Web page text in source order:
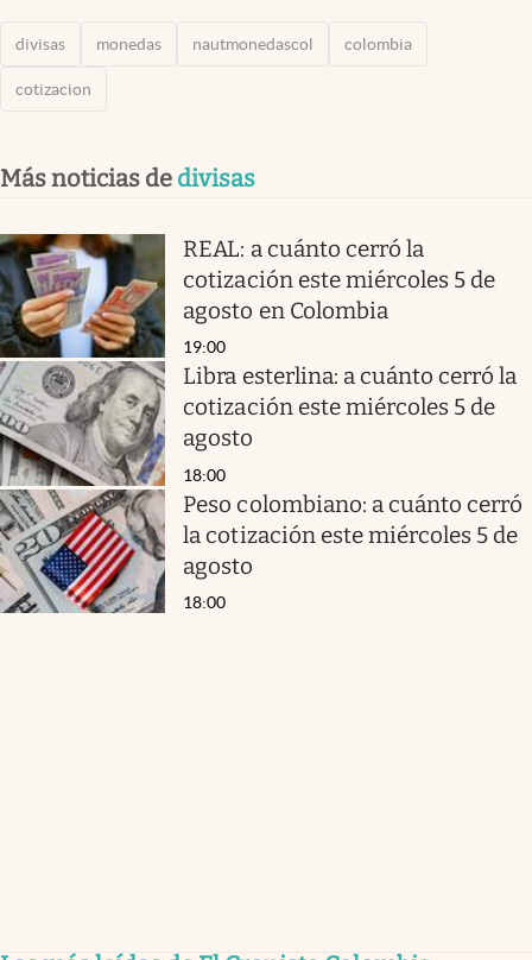
divisas monedas nautmonedascol colombia
cotizacion
Más noticias de divisas
REAL: a cuánto cerró la
cotización este miércoles 5 de
agosto en Colombia
19:00
Libra esterlina: a cuánto cerró la
cotización este miércoles 5 de
agosto
18:00
Peso colombiano: a cuánto cerró
la cotización este miércoles 5 de
agosto
18:00